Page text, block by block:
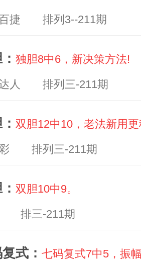
捷 排列3--211期
独胆8中6，新决策方法!
人 排列三-211期
双胆12中10，老法新用
排列三-211期
双胆10中9。
排三-211期
式： 七码复式7中5，振